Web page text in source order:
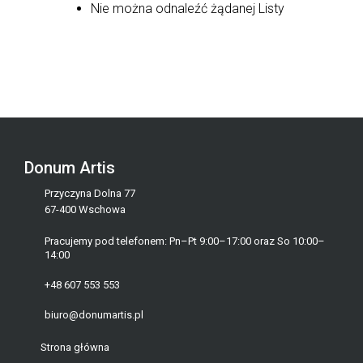
Nie można odnaleźć żądanej Listy
Donum Artis
Przyczyna Dolna 77
67-400 Wschowa
Pracujemy pod telefonem: Pn–Pt 9:00–17:00 oraz So 10:00–
14:00
+48 607 553 553
biuro@donumartis.pl
Strona główna